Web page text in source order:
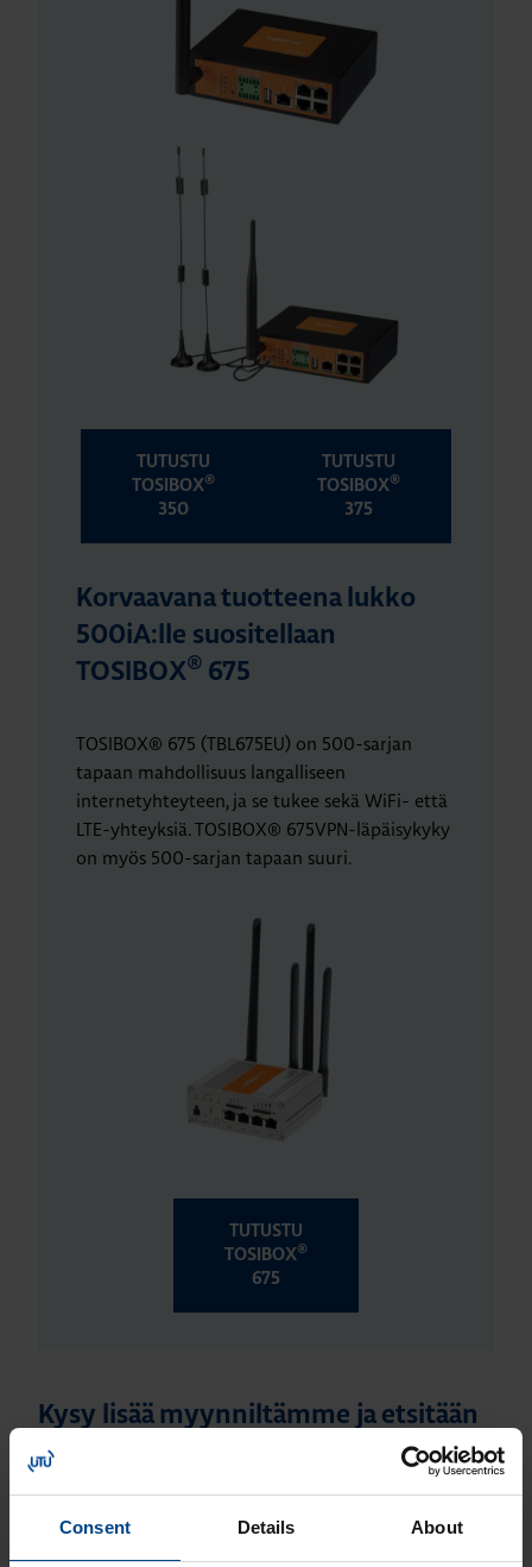
Consent Details About
TUTUSTU
TOSIBOX®
350
TUTUSTU
TOSIBOX®
375
Korvaavana tuotteena lukko
500iA:lle suositellaan
TOSIBOX® 675
TOSIBOX® 675 (TBL675EU) on 500-sarjan
tapaan mahdollisuus langalliseen
internetyhteyteen, ja se tukee sekä WiFi- että
LTE-yhteyksiä. TOSIBOX® 675VPN-läpäisykyky
on myös 500-sarjan tapaan suuri.
TUTUSTU
TOSIBOX®
675
Kysy lisää myynniltämme ja etsitään
teille yhdessä sopiva ratkaisu!